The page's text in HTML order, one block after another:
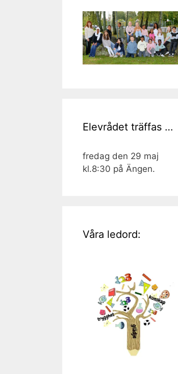
Elevrådet träffas …
fredag den 29 maj
kl.8:30 på Ängen.
Våra ledord: